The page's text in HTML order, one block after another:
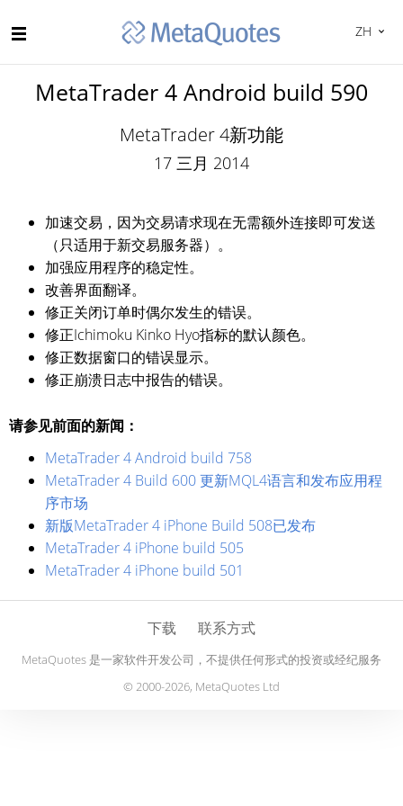
ZH
MetaTrader 4 Android build 590
MetaTrader 4新功能
17 三月 2014
加速交易，因为交易请求现在无需额外连接即可发送
（只适用于新交易服务器）。
加强应用程序的稳定性。
改善界面翻译。
修正关闭订单时偶尔发生的错误。
修正Ichimoku Kinko Hyo指标的默认颜色。
修正数据窗口的错误显示。
修正崩溃日志中报告的错误。
请参见前面的新闻：
MetaTrader 4 Android build 758
MetaTrader 4 Build 600 更新MQL4语言和发布应用程
序市场
新版MetaTrader 4 iPhone Build 508已发布
MetaTrader 4 iPhone build 505
MetaTrader 4 iPhone build 501
下载 联系方式
MetaQuotes 是一家软件开发公司，不提供任何形式的投资或经纪服务
© 2000-2026, MetaQuotes Ltd